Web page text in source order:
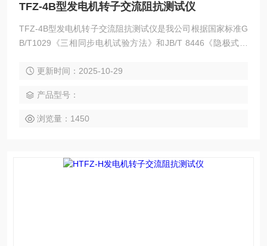
TFZ-4B型发电机转子交流阻抗测试仪
TFZ-4B型发电机转子交流阻抗测试仪是我公司根据国家标准G
B/T1029《三相同步电机试验方法》和JB/T 8446《隐极式同
础上增加了同步测量发电机转速的功能，采用发电机转速传感
方式，功能更*，性能更*，使用更方便。具有工作可靠、操作
简便、测试精度高、小巧轻便等特点。
更新时间：2025-10-29
产品型号：
浏览量：1450